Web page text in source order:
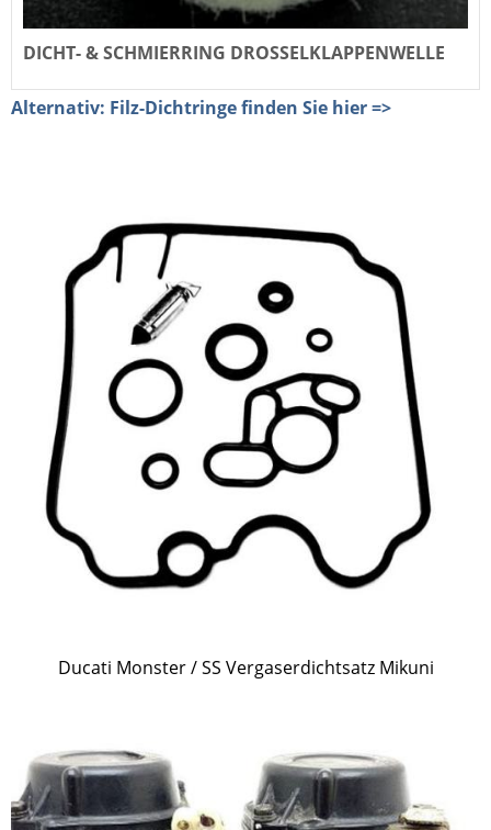
DICHT- & SCHMIERRING DROSSELKLAPPENWELLE
Alternativ: Filz-Dichtringe finden Sie hier =>
Ducati Monster / SS Vergaserdichtsatz Mikuni